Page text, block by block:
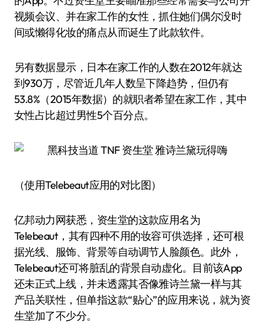
视频会议、并在家工作的女性，抓住她们偶尔没时
间或懒得化妆的痛点从而诞生了此款软件。
另有数据显示，日本在家工作的人数在2012年就达
到930万，尽管近几年人数呈下降趋势，但仍有
53.8%（2015年数据）的就职者希望在家工作，其中
女性占比超过男性5个百分点。
（使用Telebeaut应用的对比图）
亿邦动力网获悉，资生堂的这款应用名为
Telebeaut，其有四种不用的妆容可供选择，还可根
据光线、服饰、背景等自动调节人脸颜色。此外，
Telebeaut还可将脏乱的背景自动虚化。目前该App
还未正式上线，并未透露其否像雅诗兰黛一样与其
产品关联性，但单指这款“贴心”的应用来说，就为资
生堂加了不少分。